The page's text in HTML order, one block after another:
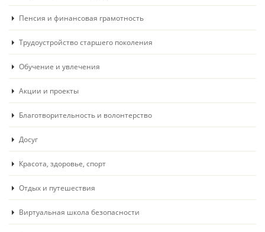
Пенсия и финансовая грамотность
Трудоустройство старшего поколения
Обучение и увлечения
Акции и проекты
Благотворительность и волонтерство
Досуг
Красота, здоровье, спорт
Отдых и путешествия
Виртуальная школа безопасности